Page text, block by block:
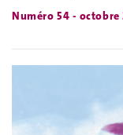
Numéro 54 - octobre